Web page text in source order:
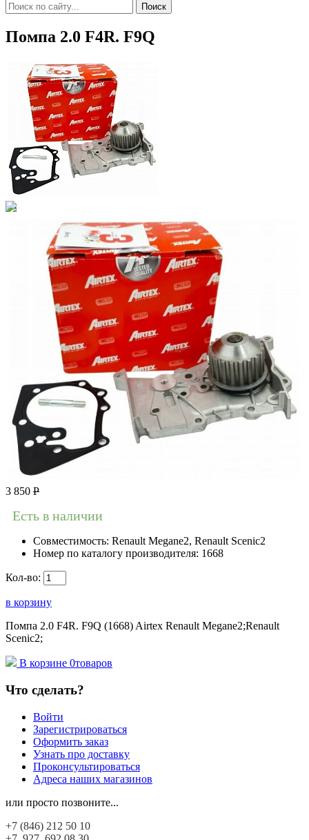
Помпа 2.0 F4R. F9Q
3 850 Р
Есть в наличии
Совместимость: Renault Megane2, Renault Scenic2
Номер по каталогу производителя: 1668
Кол-во:
в корзину
Помпа 2.0 F4R. F9Q (1668) Airtex Renault Megane2;Renault
Scenic2;
В корзине 0товаров
Что сделать?
Войти
Зарегистрироваться
Оформить заказ
Узнать про доставку
Проконсультироваться
Адреса наших магазинов
или просто позвоните...
+7 (846) 212 50 10